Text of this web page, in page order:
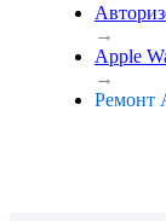
→
Apple
→
Ремонт